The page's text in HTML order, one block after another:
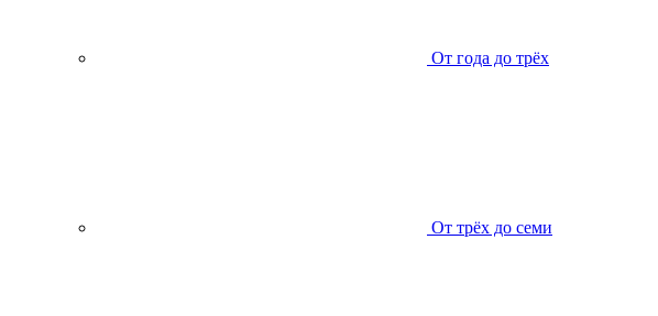
От года до трёх
От трёх до семи